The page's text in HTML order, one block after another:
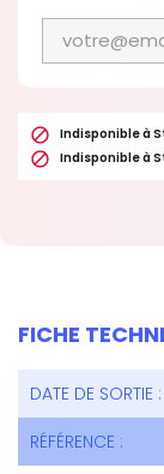
 Indisponible à
 Indisponible à
FICHE
DATE DE SORTIE :
RÉFÉRENCE :